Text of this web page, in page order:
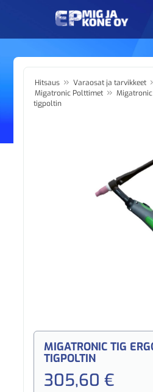
Hitsaus » Varaosat ja tarvikkeet
Migatronic Polttimet »
tigpoltin
MIGATRONIC TIG
TIGPOLTIN
305,60 €